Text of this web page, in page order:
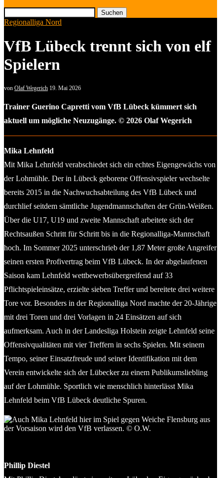
Suchen
Regionalliga Nord
VfB Lübeck trennt sich von elf
Spielern
von Olaf Wegerich 19. Mai 2026
Trainer Guerino Capretti vom VfB Lübeck kümmert sich
aktuell um mögliche Neuzugänge. © 2026 Olaf Wegerich
Mika Lehnfeld
Mit Mika Lehnfeld verabschiedet sich ein echtes Eigengewächs von
der Lohmühle. Der in Lübeck geborene Offensivspieler wechselte
bereits 2015 in die Nachwuchsabteilung des VfB Lübeck und
durchlief seitdem sämtliche Jugendmannschaften der Grün-Weißen.
Über die U17, U19 und zweite Mannschaft arbeitete sich der
Rechtsaußen Schritt für Schritt bis in die Regionalliga-Mannschaft
hoch. Im Sommer 2025 unterschrieb der 1,87 Meter große Angreifer
seinen ersten Profivertrag beim VfB Lübeck. In der abgelaufenen
Saison kam Lehnfeld wettbewerbsübergreifend auf 33
Pflichtspieleinsätze, erzielte sieben Treffer und bereitete drei weitere
Tore vor. Besonders in der Regionalliga Nord machte der 20-Jährige
mit drei Toren und drei Vorlagen in 24 Einsätzen auf sich
aufmerksam. Auch in der Landesliga Holstein zeigte Lehnfeld seine
Offensivqualitäten mit vier Treffern in sechs Spielen. Mit seinem
Tempo, seiner Einsatzfreude und seiner Identifikation mit dem
Verein entwickelte sich der Lübecker zu einem Publikumsliebling
auf der Lohmühle. Sportlich wie menschlich hinterlässt Mika
Lehnfeld beim VfB Lübeck deutliche Spuren.
Phillip Diestel